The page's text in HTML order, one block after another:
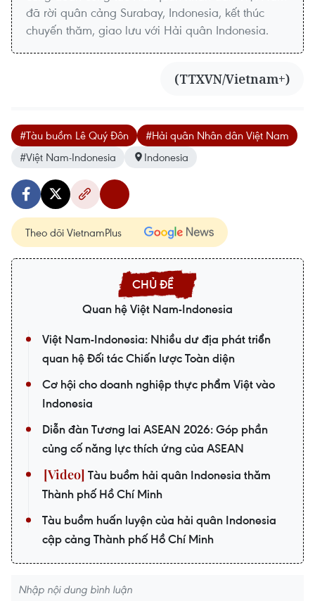
đã rời quân cảng Surabay, Indonesia, kết thúc
chuyến thăm, giao lưu với Hải quân Indonesia.
(TTXVN/Vietnam+)
#Tàu buồm Lê Quý Đôn
#Hải quân Nhân dân Việt Nam
#Việt Nam-Indonesia
Indonesia
Theo dõi VietnamPlus
Quan hệ Việt Nam-Indonesia
Việt Nam-Indonesia: Nhiều dư địa phát triển
quan hệ Đối tác Chiến lược Toàn diện
Cơ hội cho doanh nghiệp thực phẩm Việt vào
Indonesia
Diễn đàn Tương lai ASEAN 2026: Góp phần
củng cố năng lực thích ứng của ASEAN
Tàu buồm hải quân Indonesia thăm
Thành phố Hồ Chí Minh
Tàu buồm huấn luyện của hải quân Indonesia
cập cảng Thành phố Hồ Chí Minh